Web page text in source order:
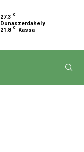
27.3 C
Dunaszerdahely
21.8 C Kassa